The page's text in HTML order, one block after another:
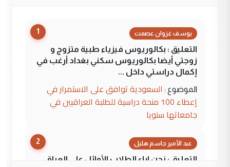
1 يوسف غزوان عصمت
التعليق : بكالوريوس فيزياء طبية متزوج و
زوجتي أيضا بكالوريوس سكني بغداد أرغب في
إكمال دراستي داخل ...
الموضوع : السعودية توافق على الاستمرار في
إعطاء 100 منحة دراسية للطلبة العراقيين في
جامعاتها سنويا
2 عبد الأمير جاسم هليل
التعليق : نحن اباء الطلاب الأوائل على العراق